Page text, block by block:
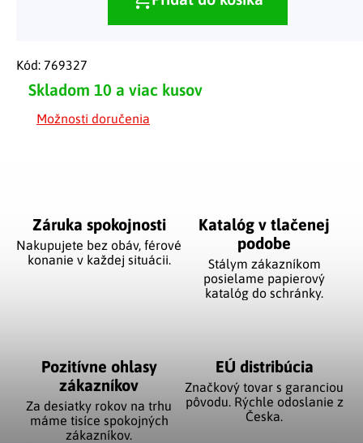
Skladom 10 a viac kusov
Možnosti doručenia
Kód: 769327
Záruka spokojnosti
Nakupujete bez obáv, férové
​​konanie v každej situácii.
Katalóg v tlačenej
podobe
Stálym zákazníkom
posielame papierový
katalóg do schránky.
Pozitívne ohlasy
zákazníkov
Za desiatky rokov na trhu
máme tisíce spokojných
zákazníkov.
EÚ distribúcia
Značkový tovar s garanciou
pôvodu. Rýchle odoslanie z
Česka.